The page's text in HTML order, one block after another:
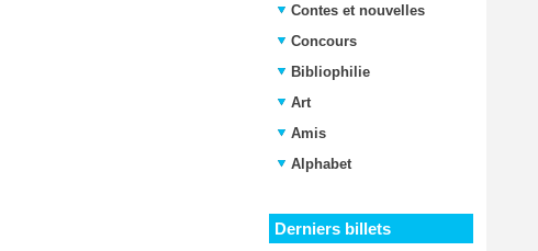
Contes et nouvelles
Concours
Bibliophilie
Art
Amis
Alphabet
Derniers billets